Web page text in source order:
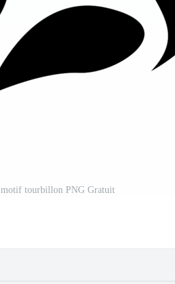
motif tourbillon PNG Gratuit